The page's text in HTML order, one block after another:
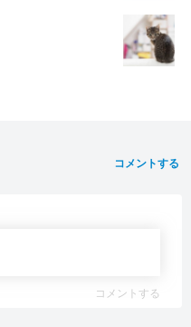
コメントする
コメントする